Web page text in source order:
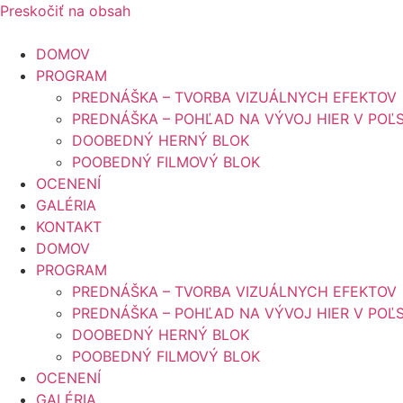
Preskočiť na obsah
DOMOV
PROGRAM
PREDNÁŠKA – TVORBA VIZUÁLNYCH EFEKTOV
PREDNÁŠKA – POHĽAD NA VÝVOJ HIER V
DOOBEDNÝ HERNÝ BLOK
POOBEDNÝ FILMOVÝ BLOK
OCENENÍ
GALÉRIA
KONTAKT
DOMOV
PROGRAM
PREDNÁŠKA – TVORBA VIZUÁLNYCH EFEKTOV
PREDNÁŠKA – POHĽAD NA VÝVOJ HIER V
DOOBEDNÝ HERNÝ BLOK
POOBEDNÝ FILMOVÝ BLOK
OCENENÍ
GALÉRIA